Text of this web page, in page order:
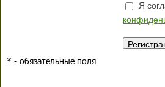
Я
* - обязательные поля